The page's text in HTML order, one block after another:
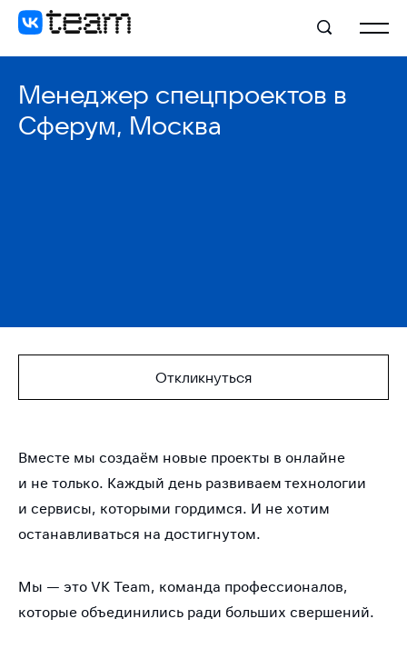
Менеджер спецпроектов в
Сферум, Москва
Откликнуться
Вместе мы создаём новые проекты в онлайне
и не только. Каждый день развиваем технологии
и сервисы, которыми гордимся. И не хотим
останавливаться на достигнутом.
Мы — это VK Team, команда профессионалов,
которые объединились ради больших свершений.